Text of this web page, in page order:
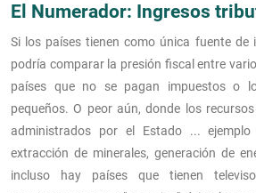
El Numerador: Ingresos
Si los países tienen como única fuente de
podría comparar la presión fiscal entre
países que no se pagan impuestos o
pequeños. O peor aún, donde los
administrados por el Estado ...
extracción de minerales, generación de
incluso hay países que tienen